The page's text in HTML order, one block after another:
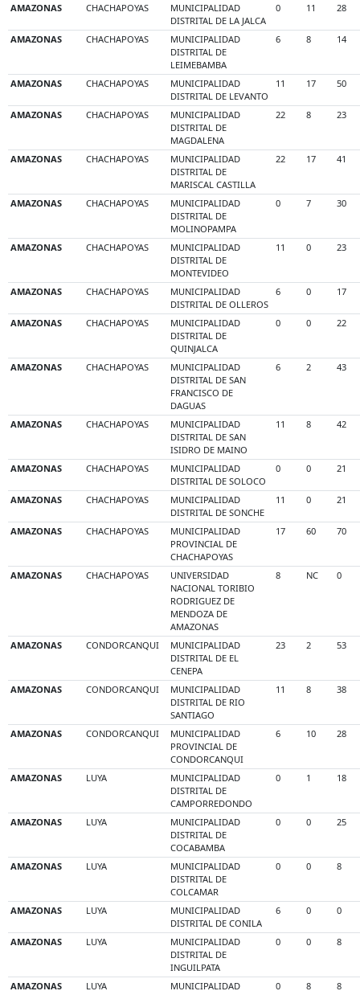
AMAZONAS CHACHAPOYAS
MUNICIPALIDAD
DISTRITAL DE LA JALCA
0 11 28
AMAZONAS CHACHAPOYAS
MUNICIPALIDAD
DISTRITAL DE
LEIMEBAMBA
6 8 14
AMAZONAS CHACHAPOYAS
MUNICIPALIDAD
DISTRITAL DE LEVANTO
11 17 50
AMAZONAS CHACHAPOYAS
MUNICIPALIDAD
DISTRITAL DE
MAGDALENA
22 8 23
AMAZONAS CHACHAPOYAS
MUNICIPALIDAD
DISTRITAL DE
MARISCAL CASTILLA
22 17 41
AMAZONAS CHACHAPOYAS
MUNICIPALIDAD
DISTRITAL DE
MOLINOPAMPA
0 7 30
AMAZONAS CHACHAPOYAS
MUNICIPALIDAD
DISTRITAL DE
MONTEVIDEO
11 0 23
AMAZONAS CHACHAPOYAS
MUNICIPALIDAD
DISTRITAL DE OLLEROS
6 0 17
AMAZONAS CHACHAPOYAS
MUNICIPALIDAD
DISTRITAL DE
QUINJALCA
0 0 22
AMAZONAS CHACHAPOYAS
MUNICIPALIDAD
DISTRITAL DE SAN
FRANCISCO DE
DAGUAS
6 2 43
AMAZONAS CHACHAPOYAS
MUNICIPALIDAD
DISTRITAL DE SAN
ISIDRO DE MAINO
11 8 42
AMAZONAS CHACHAPOYAS
MUNICIPALIDAD
DISTRITAL DE SOLOCO
0 0 21
AMAZONAS CHACHAPOYAS
MUNICIPALIDAD
DISTRITAL DE SONCHE
11 0 21
AMAZONAS CHACHAPOYAS
MUNICIPALIDAD
PROVINCIAL DE
CHACHAPOYAS
17 60 70
AMAZONAS CHACHAPOYAS
UNIVERSIDAD
NACIONAL TORIBIO
RODRIGUEZ DE
MENDOZA DE
AMAZONAS
8 NC 0
AMAZONAS CONDORCANQUI
MUNICIPALIDAD
DISTRITAL DE EL
CENEPA
23 2 53
AMAZONAS CONDORCANQUI
MUNICIPALIDAD
DISTRITAL DE RIO
SANTIAGO
11 8 38
AMAZONAS CONDORCANQUI
MUNICIPALIDAD
PROVINCIAL DE
CONDORCANQUI
6 10 28
AMAZONAS LUYA
MUNICIPALIDAD
DISTRITAL DE
CAMPORREDONDO
0 1 18
AMAZONAS LUYA
MUNICIPALIDAD
DISTRITAL DE
COCABAMBA
0 0 25
AMAZONAS LUYA
MUNICIPALIDAD
DISTRITAL DE
COLCAMAR
0 0 8
AMAZONAS LUYA
MUNICIPALIDAD
DISTRITAL DE CONILA
6 0 0
AMAZONAS LUYA
MUNICIPALIDAD
DISTRITAL DE
INGUILPATA
0 0 8
AMAZONAS LUYA MUNICIPALIDAD 0 8 8